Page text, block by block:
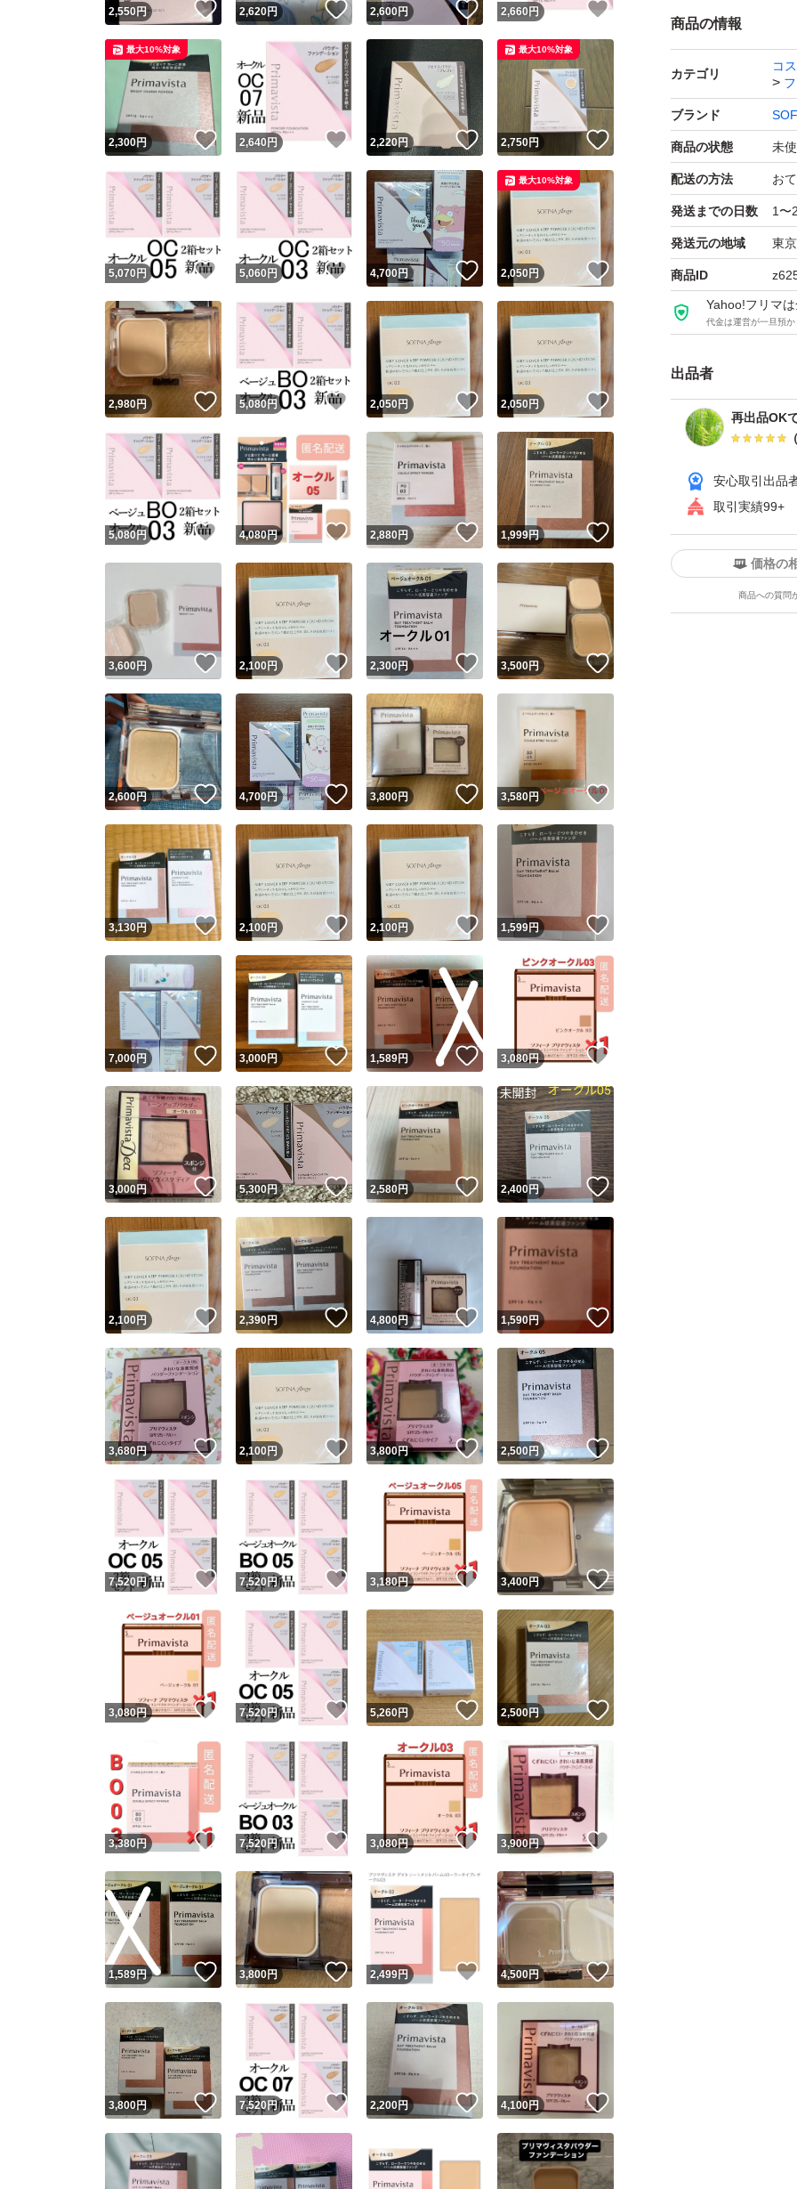
●皮脂による不快な
●肌に密着して 明
ージ処方
●香料は配合されて
●長時間化粧持ちデ
【成分】
窒化ホウ素、合成
酸化亜鉛、メトキ
ペンチルグリコー
ン、水酸化Al、ア
商品の情報
カテゴリ
コ
ブランド
商品の状態 未
配送の方法 お
発送までの日数 1〜
発送元の地域 東
商品ID
Yahoo!フリマ
代金は運営が一旦預
出品者
再出品OK
（
安心取引出品
取引実績99+
ユーザーの実績について
Yahoo!フリマが定めた一定の基準を満たしたユーザーにバッジを付与しています
安心取引出品者
安心取引出品者
取引実績
取引実績◯+ このユーザーはYahoo!フリマの取引を完了させた実績がありま
他フリマ実績◯+ このユーザーは他フリマサービスでの取引実績があります
スピード&安心発送
※このバッジは実績に基づく表示であり、発送を保証しているものではありません
スピード＆安心発送
このユーザーは高頻度で24時間以内＆設定した発送日数内に発
ます
スピード発送 このユーザーは高頻度で24時間以内に発送しています
安心発送
価格の
商品への質問
この商品の情報をコピーします
商品画像の無断転載は禁止されています
コピーは1商品につき1回です
出品ページへ
キャンセル
2,550円 いいね！
2,620円 いいね！
2,600円 いいね！
2,660円 いいね！
2,300円 いいね！
最大10%対象
2,640円 いいね！
2,220円 いいね！
2,750円 いいね！
最大10%対象
5,070 円 いいね！
5,060 円 いいね！
4,700円 いいね！
2,050円
最大10%対象
2,980円 いいね！
5,080円 いいね！
2,050円 いいね！
2,050円
5,080円 いいね！
4,080円 いいね！
2,880 円 いいね！
1,999円
3,600円 いいね！
2,100円 いいね！
2,300円 いいね！
3,500円 いいね！
2,600円 いいね！
4,700円 いいね！
3,800円 いいね！
3,580円
3,130円 いいね！
2,100円 いいね！
2,100円 いいね！
1,599円
7,000円 いいね！
3,000円 いいね！
1,589円 いいね！
3,080円
3,000円 いいね！
5,300円 いいね！
2,580円 いいね！
2,400円 いいね！
2,100円 いいね！
2,390円 いいね！
4,800円 いいね！
1,590円
3,680円 いいね！
2,100円 いいね！
3,800円 いいね！
2,500円 いいね！
7,520 円 いいね！
7,520 円 いいね！
3,180円 いいね！
3,400円 いいね！
3,080円 いいね！
7,520 円 いいね！
5,260円 いいね！
2,500円 いいね！
3,380円 いいね！
7,520 円 いいね！
3,080円 いいね！
3,900円
1,589円 いいね！
3,800円 いいね！
2,499円 いいね！
4,500円 いいね！
3,800円 いいね！
7,520 円 いいね！
2,200円 いいね！
4,100円